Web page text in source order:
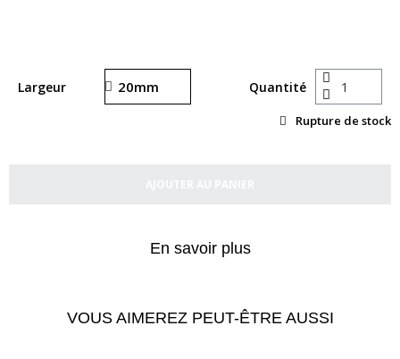
Largeur Quantité
Rupture de stock
En savoir plus
VOUS AIMEREZ PEUT-ÊTRE AUSSI